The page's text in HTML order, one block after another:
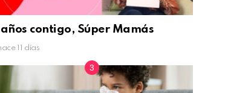
contigo, Súper Mamás
11 días